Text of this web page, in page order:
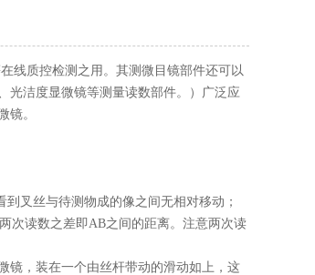
线质控检测之用。其测微目镜部件还可以
光洁度显微镜等测量读数部件。）广泛应
镜。
叉丝与待测物成的像之间无相对移动；
读数之差即AB之间的距离。注意两次读
，装在一个由丝杆带动的滑动如上，这